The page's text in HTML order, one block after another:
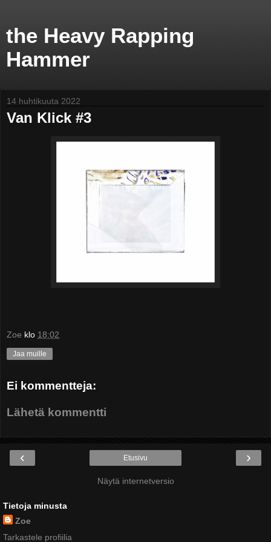
the Heavy Rapping
Hammer
14 huhtikuuta 2022
Van Klick #3
Zoe klo 18:02
Jaa muille
Ei kommentteja:
Lähetä kommentti
‹ ›
Etusivu
Näytä internetversio
Tietoja minusta
Zoe
Tarkastele profiilia